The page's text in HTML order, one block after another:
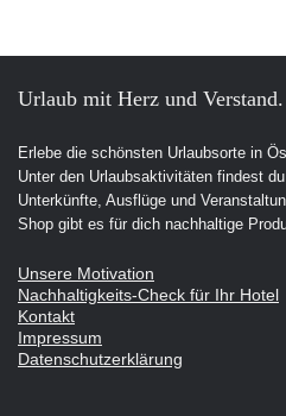
Urlaub mit Herz und Verstand.
Erlebe die schönsten Urlaubsorte in
Unter den Urlaubsaktivitäten findest
Unterkünfte, Ausflüge und
Shop gibt es für dich nachhaltige
Unsere Motivation
Nachhaltigkeits-Check für Ihr Hotel
Kontakt
Impressum
Datenschutzerklärung